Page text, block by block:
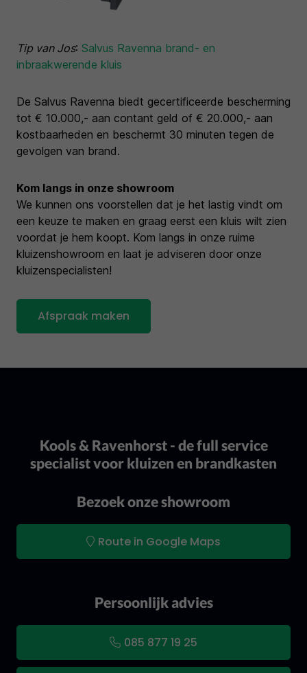
Tip van Jos: Salvus Ravenna brand- en
inbraakwerende kluis
De Salvus Ravenna biedt gecertificeerde bescherming
tot € 10.000,- aan contant geld of € 20.000,- aan
kostbaarheden en beschermt 30 minuten tegen de
gevolgen van brand.
Kom langs in onze showroom
We kunnen ons voorstellen dat je het lastig vindt om
een keuze te maken en graag eerst een kluis wilt zien
voordat je hem koopt. Kom langs in onze ruime
kluizenshowroom en laat je adviseren door onze
kluizenspecialisten!
Afspraak maken
Kools & Ravenhorst - de full service
specialist voor kluizen en brandkasten
Bezoek onze showroom
Route in Google Maps
Persoonlijk advies
085 877 19 25